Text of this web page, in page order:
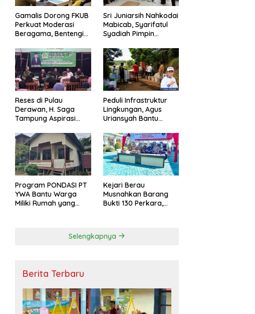
Gamalis Dorong FKUB
Perkuat Moderasi
Beragama, Bentengi
Pemecah Persatuan
Sri Juniarsih Nahkodai
Mabicab, Syarifatul
Syadiah Pimpin
Berau 2026–2031
Reses di Pulau
Derawan, H. Saga
Tampung Aspirasi
Masyarakat Bijak
Sikapi Efisiensi
Anggaran
Peduli Infrastruktur
Lingkungan, Agus
Uriansyah Bantu
Jalan di Gang Angsa
Program PONDASI PT
YWA Bantu Warga
Miliki Rumah yang
Kejari Berau
Musnahkan Barang
Bukti 130 Perkara,
Selengkapnya
Berita Terbaru